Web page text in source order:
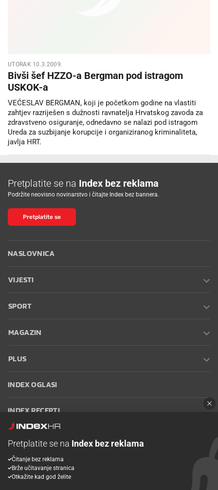
UTORAK 10.3.2009.
Bivši šef HZZO-a Bergman pod istragom
USKOK-a
VEĆESLAV BERGMAN, koji je početkom godine na vlastiti
zahtjev razriješen s dužnosti ravnatelja Hrvatskog zavoda za
zdravstveno osiguranje, odnedavno se nalazi pod istragom
Ureda za suzbijanje korupcije i organiziranog kriminaliteta,
javlja HRT.
Pretplatite se na Index bez reklama
Podržite neovisno novinarstvo i čitajte Index bez bannera.
Pretplatite se
NASLOVNICA
VIJESTI
SPORT
MAGAZIN
PLUS
INDEX OGLASI
INDEX RECEPTI
Oglašavanje Zaposli se na Indexu
korištenja
Postavke kolačića
Pretplatite se na Index bez reklama
Čitanje bez reklama
Brže učitavanje stranica
Otkažite kad god želite